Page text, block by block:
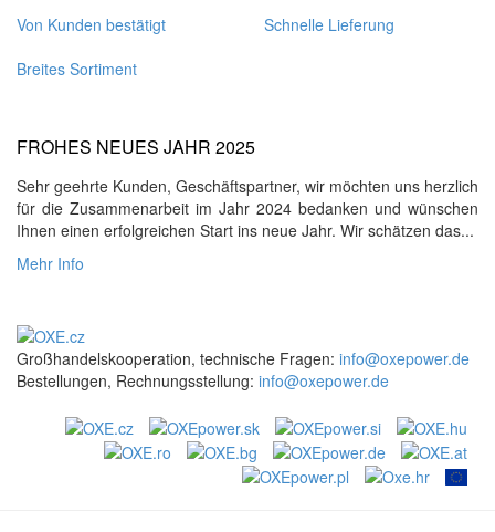
Von Kunden bestätigt
Schnelle Lieferung
Breites Sortiment
FROHES NEUES JAHR 2025
Sehr geehrte Kunden, Geschäftspartner, wir möchten uns herzlich
für die Zusammenarbeit im Jahr 2024 bedanken und wünschen
Ihnen einen erfolgreichen Start ins neue Jahr. Wir schätzen das...
Mehr Info
Großhandelskooperation, technische Fragen: info@oxepower.de
Bestellungen, Rechnungsstellung: info@oxepower.de